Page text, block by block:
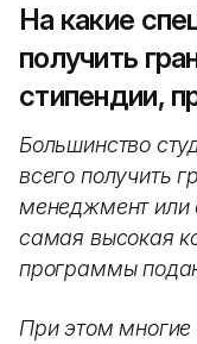
На какие
получить
стипендии,
Большинство
всего получить
менеджмент или
самая высокая
программы
При этом